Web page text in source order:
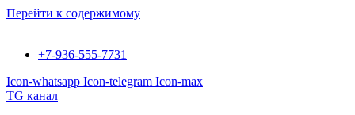
Перейти к содержимому
+7-936-555-7731
Icon-whatsapp Icon-telegram Icon-max
TG канал